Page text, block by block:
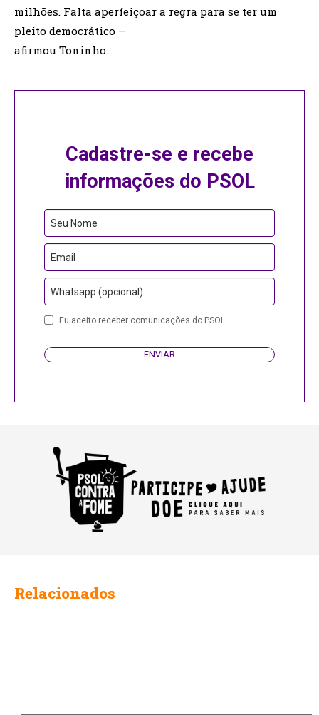
milhões. Falta aperfeiçoar a regra para se ter um
pleito democrático –
afirmou Toninho.
Cadastre-se e recebe
informações do PSOL
Seu Nome
Email
Whatsapp (opcional)
Eu aceito receber comunicações do PSOL.
ENVIAR
Relacionados